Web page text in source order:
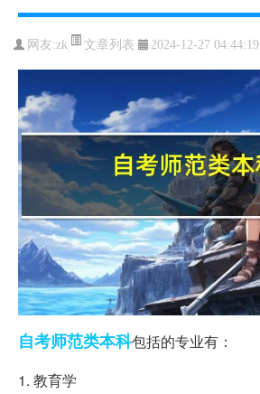
网友:zk 文章列表 2024-12-27 04:44:19
自考师范类本科包括的专业有：
1. 教育学